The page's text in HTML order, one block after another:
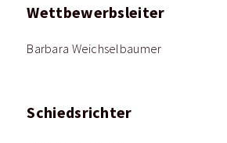
Wettbewerbsleiter
Barbara Weichselbaumer
Schiedsrichter